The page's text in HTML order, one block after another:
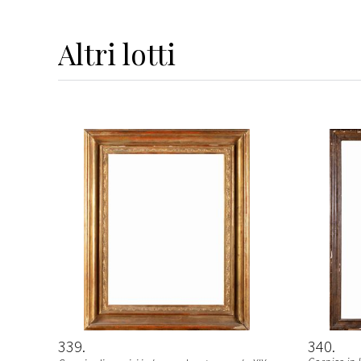
Altri lotti
339 340